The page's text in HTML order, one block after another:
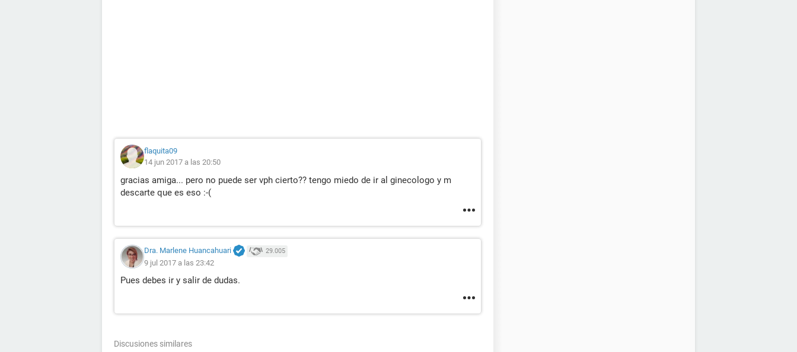
flaquita09
14 jun 2017 a las 20:50
gracias amiga... pero no puede ser vph cierto?? tengo miedo de ir al ginecologo y m
descarte que es eso :-(
Dra. Marlene Huancahuari 29.005
9 jul 2017 a las 23:42
Pues debes ir y salir de dudas.
Discusiones similares